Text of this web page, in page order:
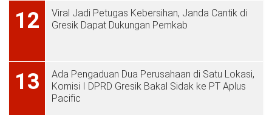
12
Viral Jadi Petugas Kebersihan, Janda Cantik di
Gresik Dapat Dukungan Pemkab
13
Ada Pengaduan Dua Perusahaan di Satu Lokasi,
Komisi I DPRD Gresik Bakal Sidak ke PT Aplus
Pacific